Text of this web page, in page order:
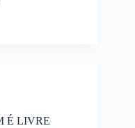
É LIVRE